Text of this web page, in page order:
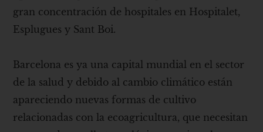
gran concentración de hospitales en Hospitalet,
Esplugues y Sant Boi.
Barcelona es ya una capital mundial en el sector
de la salud y debido al cambio climático están
apareciendo nuevas formas de cultivo
relacionadas con la ecoagricultura, que necesitan